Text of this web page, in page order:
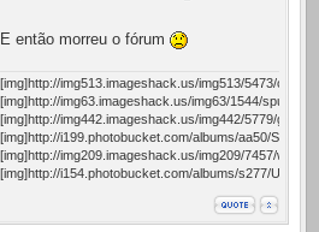
E então morreu o fórum
[img]http://img513.imageshack.us/img513/5473/
[img]http://img63.imageshack.us/img63/1544/
[img]http://img442.imageshack.us/img442/5779/
[img]http://i199.photobucket.com/albums/aa50/
[img]http://img209.imageshack.us/img209/7457/
[img]http://i154.photobucket.com/albums/s277/